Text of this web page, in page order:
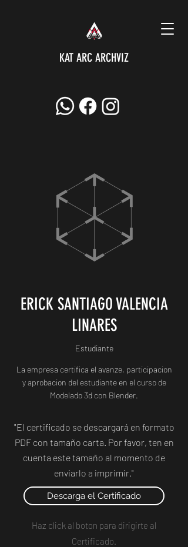
KAT ARC ARCHVIZ
ERICK SANTIAGO VALENCIA
LINARES
Estudiante
La empresa certifica el avanze, participacion
y aprobacion del estudiante en el curso de
Modelado 3d con Blender.
"El certificado se descargará en formato
PDF con tamaño carta. Por favor, ten en
cuenta este tamaño al momento de
enviarlo a imprimir."
Descarga el Certificado
Haz click al boton para dirigirte al
Certificado.